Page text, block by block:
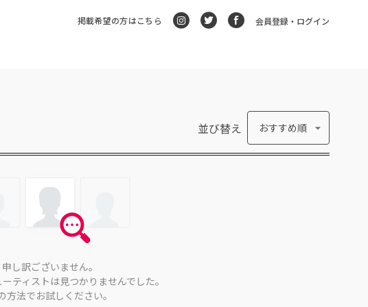
掲載希望の方はこちら 会員登録・ログイン
並び替え おすすめ順
申し訳ございません。
ティストは見つかりませんでした。
方法でお試しください。